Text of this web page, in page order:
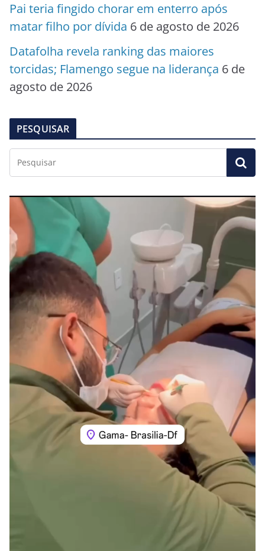
Pai teria fingido chorar em enterro após
matar filho por dívida 6 de agosto de 2026
Datafolha revela ranking das maiores
torcidas; Flamengo segue na liderança 6 de
agosto de 2026
PESQUISAR